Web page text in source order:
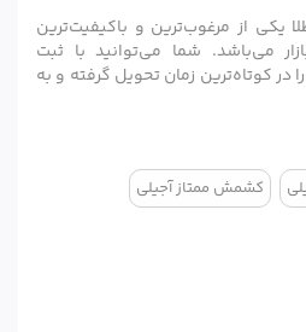
یکی از مرغوب‌ترین و باکیفیت‌ترین
می‌باشد. شما می‌توانید با ثبت
در کوتاه‌ترین زمان تحویل گرفته و به
کشمش ممتاز آجیلی